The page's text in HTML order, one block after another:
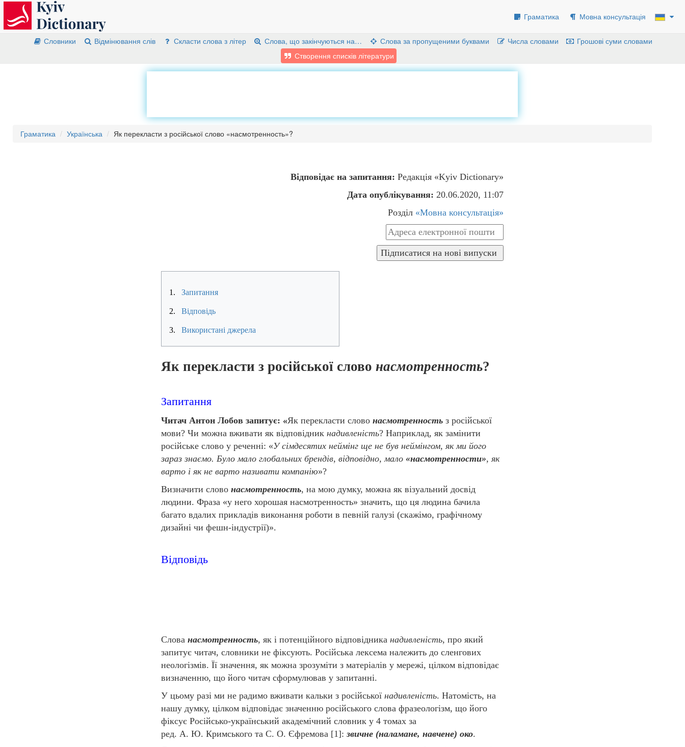
Граматика Мовна консультація
Словники Відмінювання слів Скласти слова з літер Слова, що закінчуються на… Слова за пропущеними буквами Числа словами
Грошові суми словами
Створення списків літератури
Граматика Українська Як перекласти з російської слово «насмотренность»?
Відповідає на запитання: Редакція «Kyiv Dictionary»
Дата опублікування: 20.06.2020, 11:07
Розділ «Мовна консультація»
1. Запитання
2. Відповідь
3. Використані джерела
Як перекласти з російської слово насмотренность?
Запитання
Читач Антон Лобов запитує: «Як перекласти слово насмотренностьз російської
мови? Чи можна вживати як відповідник надивленість? Наприклад, як замінити
російське слово у реченні: «У сімдесятих неймінг ще не був неймінгом, як ми його
зараз знаємо. Було мало глобальних брендів, відповідно, мало «насмотренности», як
варто і як не варто називати компанію»?
Визначити слово насмотренность, на мою думку, можна як візуальний досвід
людини. Фраза «у него хорошая насмотренность» значить, що ця людина бачила
багато вдалих прикладів виконання роботи в певній галузі (скажімо, графічному
дизайні чи фешн-індустрії)».
Відповідь
Слова насмотренность, як і потенційного відповідника надивленість, про який
запитує читач, словники не фіксують. Російська лексема належить до сленгових
неологізмів. Її значення, як можна зрозуміти з матеріалів у мережі, цілком відповідає
визначенню, що його читач сформулював у запитанні.
У цьому разі ми не радимо вживати кальки з російської надивленість. Натомість, на
нашу думку, цілком відповідає значенню російського слова фразеологізм, що його
фіксує Російсько-український академічний словник у 4 томах за
ред. А. Ю. Кримського та С. О. Єфремова [1]:звичне (наламане, навчене) око.